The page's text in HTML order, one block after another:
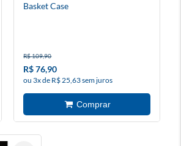
Basket Case
R$ 109,90
R$ 76,90
ou 3x de R$ 25,63 sem juros